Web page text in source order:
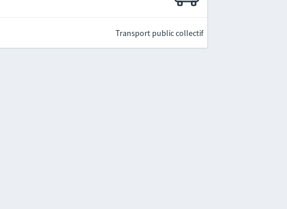
Transport public collectif